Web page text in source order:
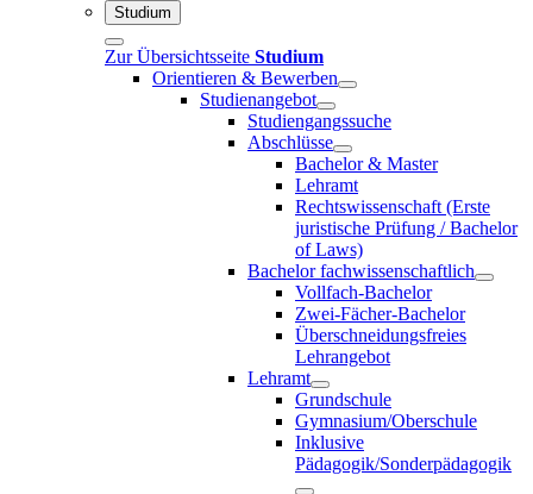
Studium
Zur Übersichtsseite Studium
Orientieren & Bewerben
Studienangebot
Studiengangssuche
Abschlüsse
Bachelor & Master
Lehramt
Rechtswissenschaft (Erste
juristische Prüfung / Bachelor
of Laws)
Bachelor fachwissenschaftlich
Vollfach-Bachelor
Zwei-Fächer-Bachelor
Überschneidungsfreies
Lehrangebot
Lehramt
Grundschule
Gymnasium/Oberschule
Inklusive
Pädagogik/Sonderpädagogik